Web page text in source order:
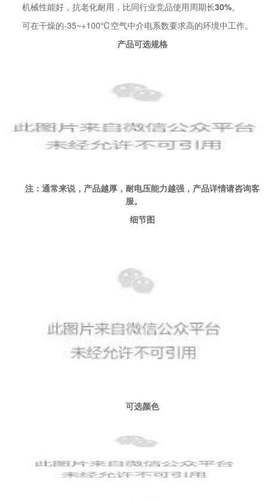
机械性能好，抗老化耐用，比同行业竞品使用周期长30%。
可在干燥的-35~+100℃空气中介电系数要求高的环境中工作。
产品可选规格
注：通常来说，产品越厚，耐电压能力越强，产品详情请咨询客
服。
细节图
可选颜色